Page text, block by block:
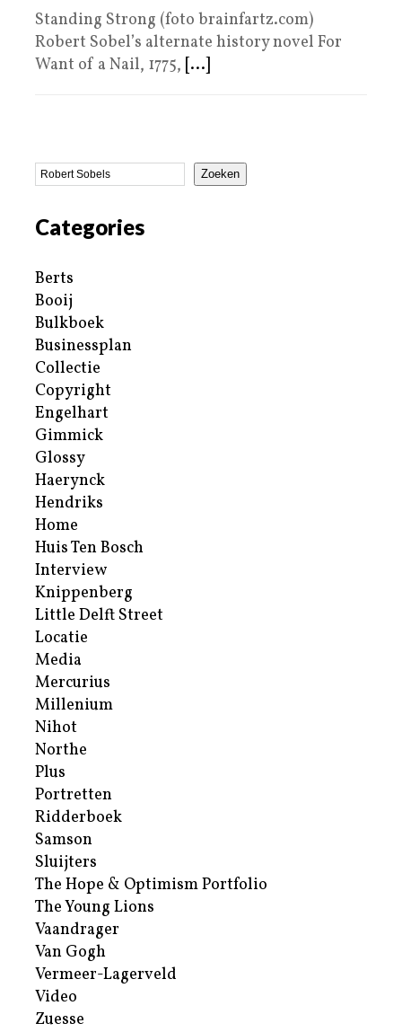
Standing Strong (foto brainfartz.com)
Robert Sobel’s alternate history novel For
Want of a Nail, 1775, [...]
Zoeken
Categories
Berts
Booij
Bulkboek
Businessplan
Collectie
Copyright
Engelhart
Gimmick
Glossy
Haerynck
Hendriks
Home
Huis Ten Bosch
Interview
Knippenberg
Little Delft Street
Locatie
Media
Mercurius
Millenium
Nihot
Northe
Plus
Portretten
Ridderboek
Samson
Sluijters
The Hope & Optimism Portfolio
The Young Lions
Vaandrager
Van Gogh
Vermeer-Lagerveld
Video
Zuesse